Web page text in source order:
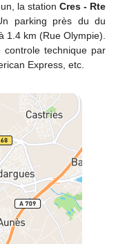
la station Cres - Rte
parking près du du
1.4 km (Rue Olympie).
controle technique par
Express, etc.